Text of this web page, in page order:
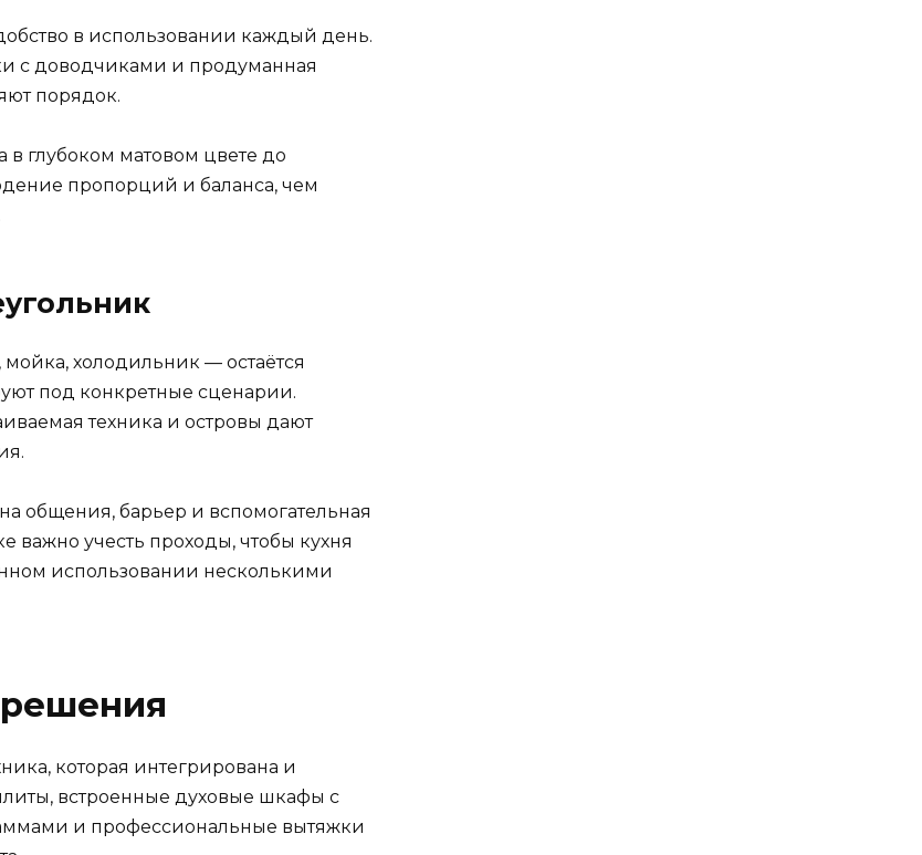
в использовании каждый день.
с доводчиками и продуманная
порядок.
глубоком матовом цвете до
пропорций и баланса, чем
холодильник — остаётся
под конкретные сценарии.
техника и островы дают
общения, барьер и вспомогательная
важно учесть проходы, чтобы кухня
использовании несколькими
которая интегрирована и
встроенные духовые шкафы с
и профессиональные вытяжки